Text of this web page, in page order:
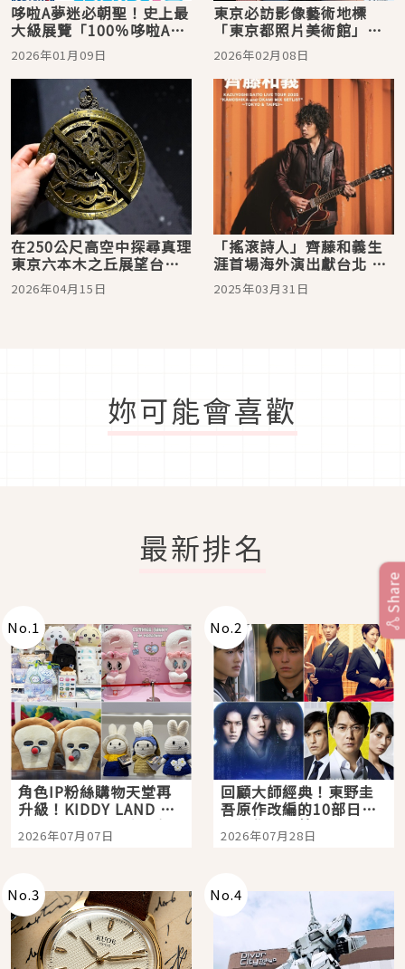
哆啦A夢迷必朝聖！史上最
大級展覽「100％哆啦A夢
＆朋友們」日本首度登場
2026年01月09日
東京必訪影像藝術地標
「東京都照片美術館」，2
月迎來以台語為主題的展
覽！
2026年02月08日
在250公尺高空中探尋真理
東京六本木之丘展望台
×《地。-關於地球的運
動-》沈浸式展覽開幕
2026年04月15日
「搖滾詩人」齊藤和義生
涯首場海外演出獻台北 鐵
粉有望聽到《櫻桃小丸
子》《名偵探柯南》精彩
2025年03月31日
妳可能會喜歡
最新排名
No.1
角色IP粉絲購物天堂再
升級！KIDDY LAND 原
宿店吉伊卡哇迎客，新
開幕 OMOKADO 店3分
2026年07月07日
No.2
回顧大師經典！東野圭
吾原作改編的10部日本
影視作品推薦
2026年07月28日
No.3 No.4
Share